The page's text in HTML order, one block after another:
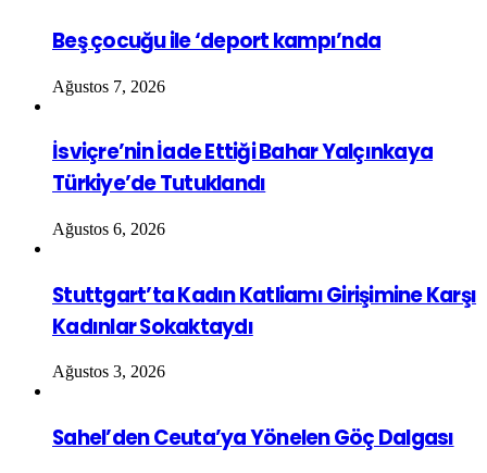
Beş çocuğu ile ‘deport kampı’nda
Ağustos 7, 2026
İsviçre’nin İade Ettiği Bahar Yalçınkaya
Türkiye’de Tutuklandı
Ağustos 6, 2026
Stuttgart’ta Kadın Katliamı Girişimine Karşı
Kadınlar Sokaktaydı
Ağustos 3, 2026
Sahel’den Ceuta’ya Yönelen Göç Dalgası